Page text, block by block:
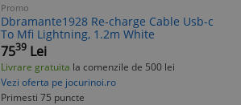
Promo
Dbramante1928 Re-charge Cable Usb-c
To Mfi Lightning, 1.2m White
7539 Lei
Livrare gratuita la comenzile de 500 lei
Vezi oferta pe jocurinoi.ro
Primesti 75 puncte